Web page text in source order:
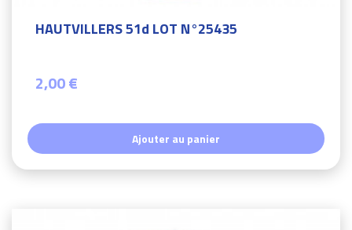
HAUTVILLERS 51d LOT N°25435
2,00 €
Ajouter au panier